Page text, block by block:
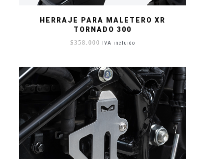
HERRAJE PARA MALETERO XR
TORNADO 300
$358.000 IVA incluido